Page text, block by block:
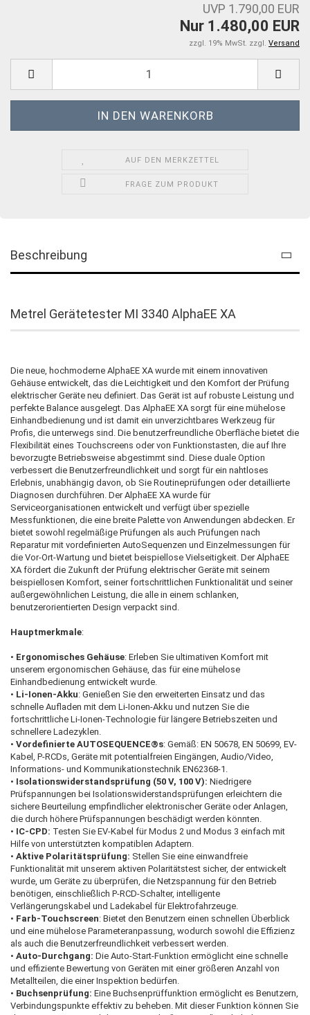
UVP 1.790,00 EUR
Nur 1.480,00 EUR
zzgl. 19% MwSt. zzgl. Versand
AUF DEN MERKZETTEL
FRAGE ZUM PRODUKT
Beschreibung
Metrel Gerätetester MI 3340 AlphaEE XA
Die neue, hochmoderne AlphaEE XA wurde mit einem innovativen
Gehäuse entwickelt, das die Leichtigkeit und den Komfort der Prüfung
elektrischer Geräte neu definiert. Das Gerät ist auf robuste Leistung und
perfekte Balance ausgelegt. Das AlphaEE XA sorgt für eine mühelose
Einhandbedienung und ist damit ein unverzichtbares Werkzeug für
Profis, die unterwegs sind. Die benutzerfreundliche Oberfläche bietet die
Flexibilität eines Touchscreens oder von Funktionstasten, die auf Ihre
bevorzugte Betriebsweise abgestimmt sind. Diese duale Option
verbessert die Benutzerfreundlichkeit und sorgt für ein nahtloses
Erlebnis, unabhängig davon, ob Sie Routineprüfungen oder detaillierte
Diagnosen durchführen. Der AlphaEE XA wurde für
Serviceorganisationen entwickelt und verfügt über spezielle
Messfunktionen, die eine breite Palette von Anwendungen abdecken. Er
bietet sowohl regelmäßige Prüfungen als auch Prüfungen nach
Reparatur mit vordefinierten AutoSequenzen und Einzelmessungen für
die Vor-Ort-Wartung und bietet beispiellose Vielseitigkeit. Der AlphaEE
XA fördert die Zukunft der Prüfung elektrischer Geräte mit seinem
beispiellosen Komfort, seiner fortschrittlichen Funktionalität und seiner
außergewöhnlichen Leistung, die alle in einem schlanken,
benutzerorientierten Design verpackt sind.
Hauptmerkmale:
• Ergonomisches Gehäuse: Erleben Sie ultimativen Komfort mit
unserem ergonomischen Gehäuse, das für eine mühelose
Einhandbedienung entwickelt wurde.
• Li-Ionen-Akku: Genießen Sie den erweiterten Einsatz und das
schnelle Aufladen mit dem Li-Ionen-Akku und nutzen Sie die
fortschrittliche Li-Ionen-Technologie für längere Betriebszeiten und
schnellere Ladezyklen.
• Vordefinierte AUTOSEQUENCE®s: Gemäß: EN 50678, EN 50699, EV-
Kabel, P-RCDs, Geräte mit potentialfreien Eingängen, Audio/Video,
Informations- und Kommunikationstechnik EN62368-1.
• Isolationswiderstandsprüfung (50 V, 100 V): Niedrigere
Prüfspannungen bei Isolationswiderstandsprüfungen erleichtern die
sichere Beurteilung empfindlicher elektronischer Geräte oder Anlagen,
die durch höhere Prüfspannungen beschädigt werden könnten.
• IC-CPD: Testen Sie EV-Kabel für Modus 2 und Modus 3 einfach mit
Hilfe von unterstützten kompatiblen Adaptern.
• Aktive Polaritätsprüfung: Stellen Sie eine einwandfreie
Funktionalität mit unserem aktiven Polaritätstest sicher, der entwickelt
wurde, um Geräte zu überprüfen, die Netzspannung für den Betrieb
benötigen, einschließlich P-RCD-Schalter, intelligente
Verlängerungskabel und Ladekabel für Elektrofahrzeuge.
• Farb-Touchscreen: Bietet den Benutzern einen schnellen Überblick
und eine mühelose Parameteranpassung, wodurch sowohl die Effizienz
als auch die Benutzerfreundlichkeit verbessert werden.
• Auto-Durchgang: Die Auto-Start-Funktion ermöglicht eine schnelle
und effiziente Bewertung von Geräten mit einer größeren Anzahl von
Metallteilen, die einer Inspektion bedürfen.
• Buchsenprüfung: Eine Buchsenprüffunktion ermöglicht es Benutzern,
Verbindungspunkte effektiv zu beheben. Mit dieser Funktion können Sie